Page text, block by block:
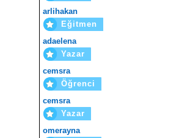
arlihakan
Eğitmen
adaelena
Yazar
cemsra
Öğrenci
cemsra
Yazar
omerayna